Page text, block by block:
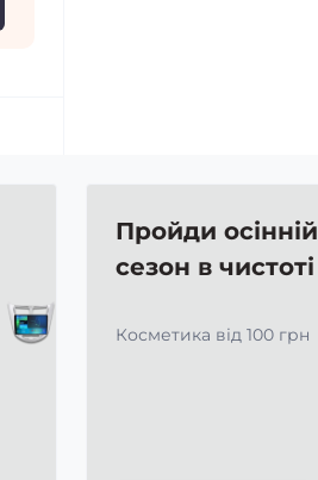
Пройди осінній
сезон в чистоті
Косметика від 100 грн